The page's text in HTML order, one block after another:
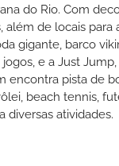
do Rio. Com
além de locais
gigante, barco
e a Just
pista de
beach tennis,
diversas atividades.